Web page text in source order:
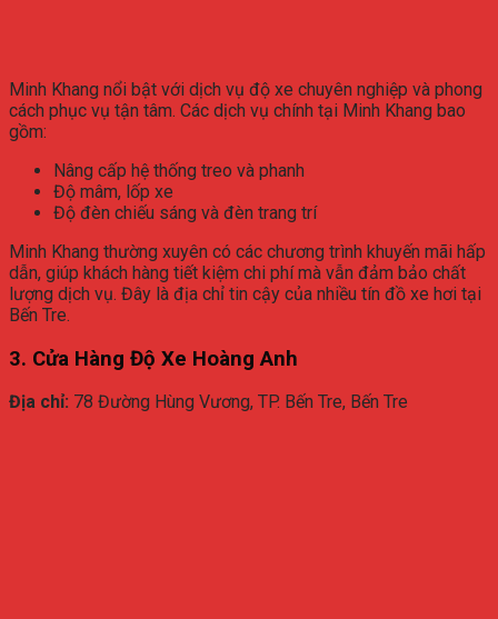
Minh Khang nổi bật với dịch vụ độ xe chuyên nghiệp và phong
cách phục vụ tận tâm. Các dịch vụ chính tại Minh Khang bao
gồm:
Nâng cấp hệ thống treo và phanh
Độ mâm, lốp xe
Độ đèn chiếu sáng và đèn trang trí
Minh Khang thường xuyên có các chương trình khuyến mãi hấp
dẫn, giúp khách hàng tiết kiệm chi phí mà vẫn đảm bảo chất
lượng dịch vụ. Đây là địa chỉ tin cậy của nhiều tín đồ xe hơi tại
Bến Tre.
3. Cửa Hàng Độ Xe Hoàng Anh
Địa chỉ: 78 Đường Hùng Vương, TP. Bến Tre, Bến Tre